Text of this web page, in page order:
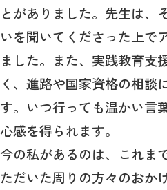
とがありました。先生は、
いを聞いてくださった上で
ました。また、実践教育支
く、進路や国家資格の相談
す。いつ行っても温かい言
心感を得られます。
今の私があるのは、これま
ただいた周りの方々のおか